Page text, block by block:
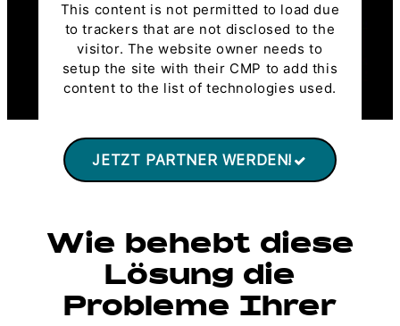
This content is not permitted to load due
to trackers that are not disclosed to the
visitor. The website owner needs to
setup the site with their CMP to add this
content to the list of technologies used.
Management Platform
JETZT PARTNER WERDEN!
Wie behebt diese
Lösung die
Probleme Ihrer